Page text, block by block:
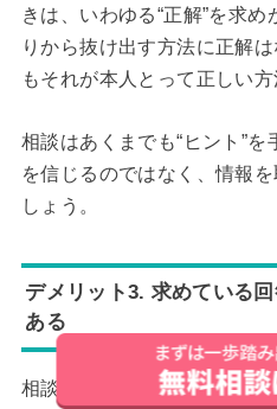
きは、いわゆる“正解”を求
りから抜け出す方法に正解
もそれが本人とって正しい方
相談はあくまでも“ヒント”
を信じるのではなく、情報
しょう。
デメリット3. 求めている
ある
相談相手にも得意・不得意